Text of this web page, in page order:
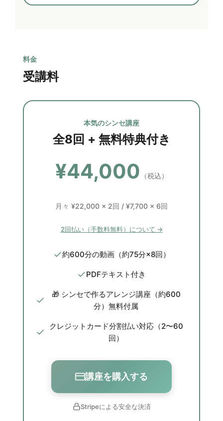
料金
受講料
本気のシンセ講座
全8回 + 無料特典付き
¥44,000 （税込）
月々 ¥22,000 × 2回 / ¥7,700 × 6回
2回払い（手数料無料）について →
約600分の動画（約75分×8回）
PDFテキスト付き
🎁 シンセで作るアレンジ講座（約600
分）無料付属
クレジットカード分割払い対応（2〜60
回）
講座を購入する
Stripeによる安全な決済